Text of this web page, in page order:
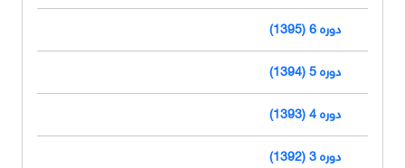
دوره 6 (1395)
دوره 5 (1394)
دوره 4 (1393)
دوره 3 (1392)